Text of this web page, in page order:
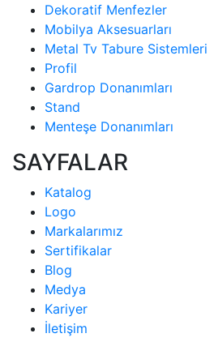
Dekoratif Menfezler
Mobilya Aksesuarları
Metal Tv Tabure Sistemleri
Profil
Gardrop Donanımları
Stand
Menteşe Donanımları
SAYFALAR
Katalog
Logo
Markalarımız
Sertifikalar
Blog
Medya
Kariyer
İletişim